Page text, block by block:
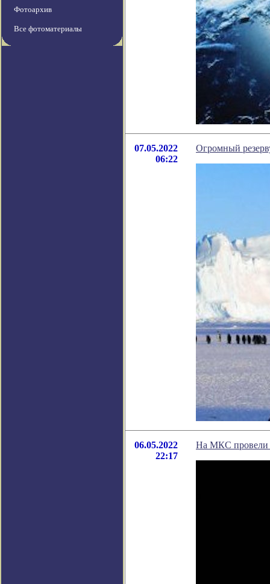
Фотоархив
Все фотоматериалы
07.05.2022
06:22
Огромный
06.05.2022
22:17
На МКС провели